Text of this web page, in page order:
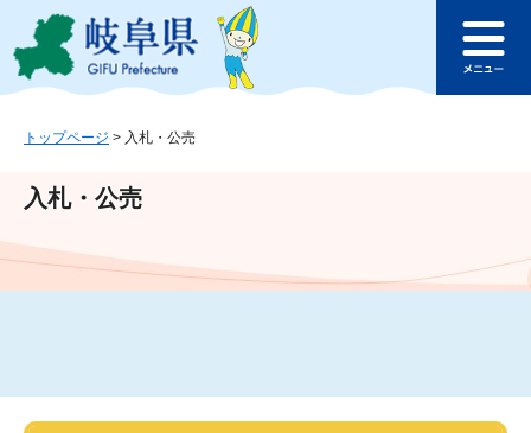
ジ
ュ
文
このページの本文へ
ュ
トップページ > 入札・公売
入札・公売